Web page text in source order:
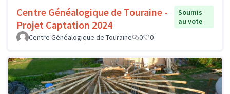
Centre Généalogique de Touraine -
Projet Captation 2024
Soumis
au vote
Centre Généalogique de Touraine
0 0